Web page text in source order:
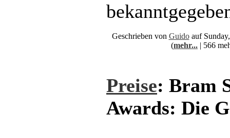
Geschrieben von Guidoauf
(mehr... | 566
Preise: Bram
Awards: Die